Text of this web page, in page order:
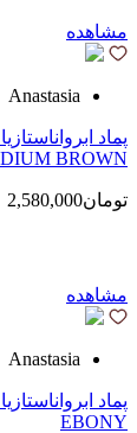
مشاهده
Anastasia
BROWN
تومان2,580,000
مشاهده
Anastasia
EBONY